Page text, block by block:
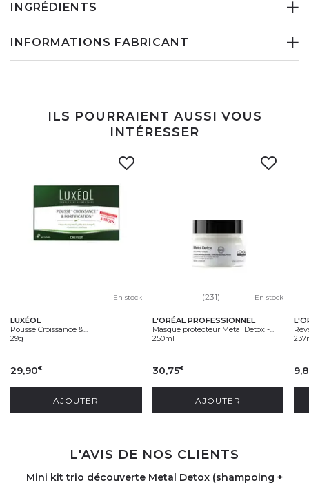
INGRÉDIENTS
INFORMATIONS FABRICANT
ILS POURRAIENT AUSSI VOUS
INTÉRESSER
En stock
LUXÉOL
Pousse Croissance &...
29g
29,90€
AJOUTER
(231) En stock
L'ORÉAL PROFESSIONNEL
Masque protecteur Metal Detox -...
250ml
30,75€
AJOUTER
L'AVIS DE NOS CLIENTS
Mini kit trio découverte Metal Detox (shampoing +